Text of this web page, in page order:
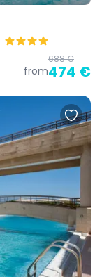
from
688 €
474 €